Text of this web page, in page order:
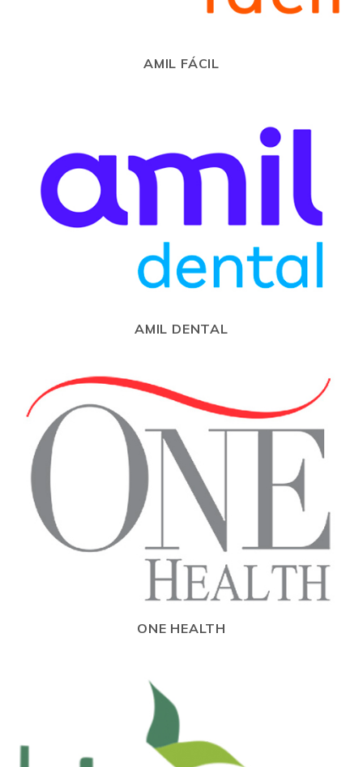
AMIL FÁCIL
AMIL DENTAL
ONE HEALTH